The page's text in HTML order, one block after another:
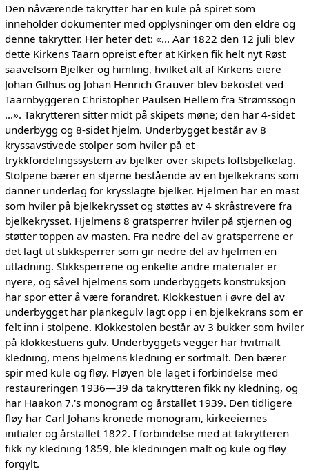
Den nåværende takrytter har en kule på spiret som
inneholder dokumenter med opplysninger om den eldre og
denne takrytter. Her heter det: «... Aar 1822 den 12 juli blev
dette Kirkens Taarn opreist efter at Kirken fik helt nyt Røst
saavelsom Bjelker og himling, hvilket alt af Kirkens eiere
Johan Gilhus og Johan Henrich Grauver blev bekostet ved
Taarnbyggeren Christopher Paulsen Hellem fra Strømssogn
...». Takrytteren sitter midt på skipets møne; den har 4-sidet
underbygg og 8-sidet hjelm. Underbygget består av 8
kryssavstivede stolper som hviler på et
trykkfordelingssystem av bjelker over skipets loftsbjelkelag.
Stolpene bærer en stjerne bestående av en bjelkekrans som
danner underlag for krysslagte bjelker. Hjelmen har en mast
som hviler på bjelkekrysset og støttes av 4 skråstrevere fra
bjelkekrysset. Hjelmens 8 gratsperrer hviler på stjernen og
støtter toppen av masten. Fra nedre del av gratsperrene er
det lagt ut stikksperrer som gir nedre del av hjelmen en
utladning. Stikksperrene og enkelte andre materialer er
nyere, og såvel hjelmens som underbyggets konstruksjon
har spor etter å være forandret. Klokkestuen i øvre del av
underbygget har plankegulv lagt opp i en bjelkekrans som er
felt inn i stolpene. Klokkestolen består av 3 bukker som hviler
på klokkestuens gulv. Underbyggets vegger har hvitmalt
kledning, mens hjelmens kledning er sortmalt. Den bærer
spir med kule og fløy. Fløyen ble laget i forbindelse med
restaureringen 1936—39 da takrytteren fikk ny kledning, og
har Haakon 7.'s monogram og årstallet 1939. Den tidligere
fløy har Carl Johans kronede monogram, kirkeeiernes
initialer og årstallet 1822. I forbindelse med at takrytteren
fikk ny kledning 1859, ble kledningen malt og kule og fløy
forgylt.